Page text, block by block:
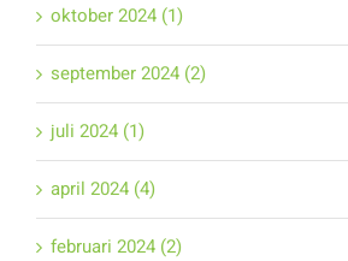
oktober 2024 (1)
september 2024 (2)
juli 2024 (1)
april 2024 (4)
februari 2024 (2)